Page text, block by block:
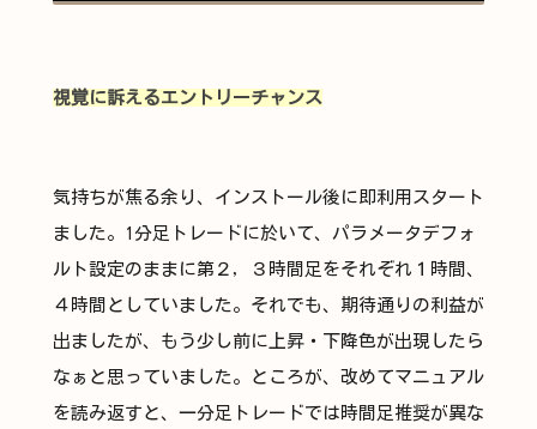
視覚に訴えるエントリーチャンス
気持ちが焦る余り、インストール後に即利用スタート
ました。1分足トレードに於いて、パラメータデフォ
ルト設定のままに第２，３時間足をそれぞれ１時間、
４時間としていました。それでも、期待通りの利益が
出ましたが、もう少し前に上昇・下降色が出現したら
なぁと思っていました。ところが、改めてマニュアル
を読み返すと、一分足トレードでは時間足推奨が異な